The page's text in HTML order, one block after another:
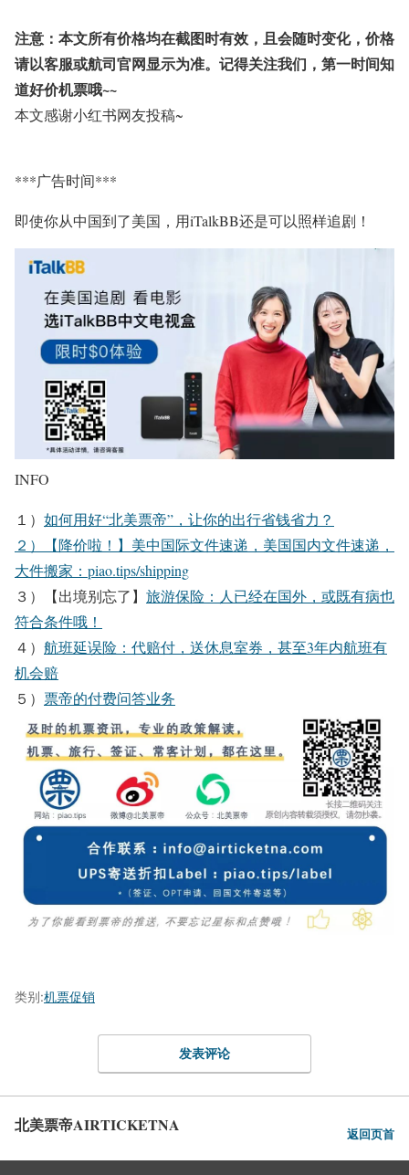
注意：本文所有价格均在截图时有效，且会随时变化，价格
请以客服或航司官网显示为准。记得关注我们，第一时间知
道好价机票哦~~
本文感谢小红书网友投稿~
***广告时间***
即使你从中国到了美国，用iTalkBB还是可以照样追剧！
INFO
１） 如何用好“北美票帝”，让你的出行省钱省力？
２）【降价啦！】美中国际文件速递，美国国内文件速递，
大件搬家： piao.tips/shipping
３）【出境别忘了】 旅游保险：人已经在国外，或既有病也
符合条件哦！
４） 航班延误险：代赔付，送休息室券，甚至3年内航班有
机会赔
５） 票帝的付费问答业务
类别:机票促销
发表评论
北美票帝AIRTICKETNA 返回页首